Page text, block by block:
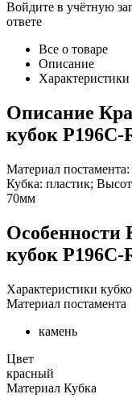
Войдите в учётную
ответе
Все о товаре
Описание
Характеристики
Описание
кубок
Материал
Кубка: пластик;
70мм
Особенности
кубок
Характеристики
Материал постамента
камень
Цвет
красный
Материал Кубка